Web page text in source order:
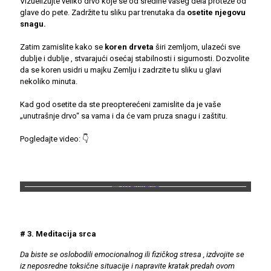
glave do pete. Zadržite tu sliku par trenutaka da osetite njegovu
snagu.
Zatim zamislite kako se koren drveta širi zemljom, ulazeći sve
dublje i dublje , stvarajući osećaj stabilnosti i sigurnosti. Dozvolite
da se koren usidri u majku Zemlju i zadrzite tu sliku u glavi
nekoliko minuta.
Kad god osetite da ste preopterećeni zamislite da je vaše
„unutrašnje drvo“ sa vama i da će vam pruza snagu i zaštitu.
Pogledajte video: 👇
# 3. Meditacija srca
Da biste se oslobodili emocionalnog ili fizičkog stresa , izdvojite se
iz neposredne toksične situacije i napravite kratak predah ovom